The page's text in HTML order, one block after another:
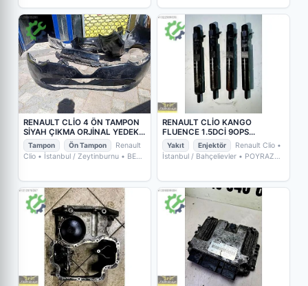
RENAULT CLİO 4 ÖN TAMPON
SİYAH ÇIKMA ORJİNAL YEDEK
PARÇA
Tampon Ön Tampon
Renault
Clio • İstanbul / Zeytinburnu • BEKA
RENAULT CLİO KANGO
FLUENCE 1.5DCİ 9OPS
ENJEKTÖR TAKIM 166000897R
Yakıt Enjektör Renault Clio •
İstanbul / Bahçelievler • POYRAZ